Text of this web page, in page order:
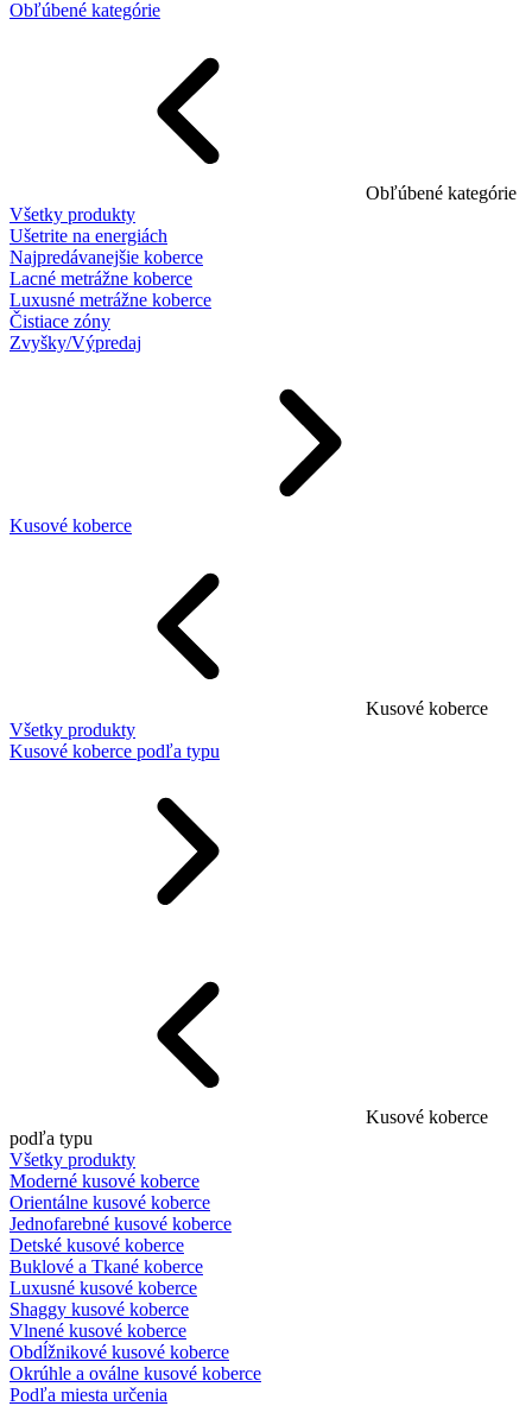
Obľúbené kategórie
Obľúbené kategórie
Všetky produkty
Ušetrite na energiách
Najpredávanejšie koberce
Lacné metrážne koberce
Luxusné metrážne koberce
Čistiace zóny
Zvyšky/Výpredaj
Kusové koberce
Kusové koberce
Všetky produkty
Kusové koberce podľa typu
Kusové koberce
podľa typu
Všetky produkty
Moderné kusové koberce
Orientálne kusové koberce
Jednofarebné kusové koberce
Detské kusové koberce
Buklové a Tkané koberce
Luxusné kusové koberce
Shaggy kusové koberce
Vlnené kusové koberce
Obdĺžnikové kusové koberce
Okrúhle a oválne kusové koberce
Podľa miesta určenia